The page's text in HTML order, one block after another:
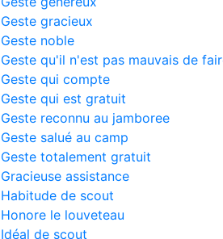
Geste gracieux
Geste noble
Geste qu'il n'est pas mauvais de
Geste qui compte
Geste qui est gratuit
Geste reconnu au jamboree
Geste salué au camp
Geste totalement gratuit
Gracieuse assistance
Habitude de scout
Honore le louveteau
Idéal de scout